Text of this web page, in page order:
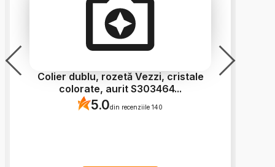
Colier dublu, rozetă Vezzi, cristale
colorate, aurit S303464...
5.0din recenziile 140